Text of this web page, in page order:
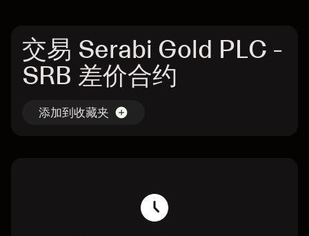
交易 Serabi Gold PLC -
SRB 差价合约
添加到收藏夹